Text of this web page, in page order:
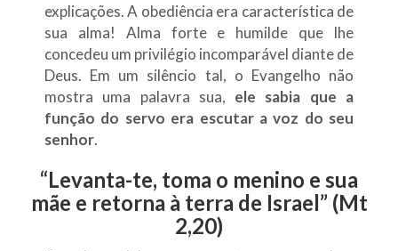
explicações. A obediência era característica de
sua alma! Alma forte e humilde que lhe
concedeu um privilégio incomparável diante de
Deus. Em um silêncio tal, o Evangelho não
mostra uma palavra sua, ele sabia que a
função do servo era escutar a voz do seu
senhor.
“Levanta-te, toma o menino e sua
mãe e retorna à terra de Israel” (Mt
2,20)